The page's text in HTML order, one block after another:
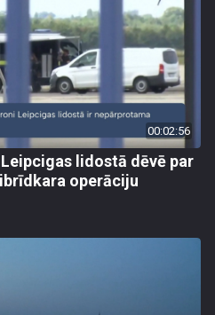
00:02:56
lidostā dēvē par
operāciju